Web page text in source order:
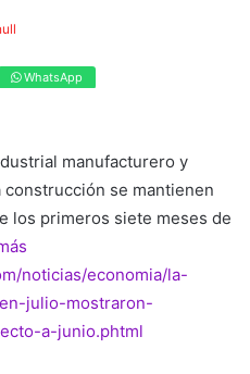
WhatsApp
manufacturero y
se mantienen
los primeros siete meses de
noticias/economia/la-
julio-mostraron-
a-junio.phtml